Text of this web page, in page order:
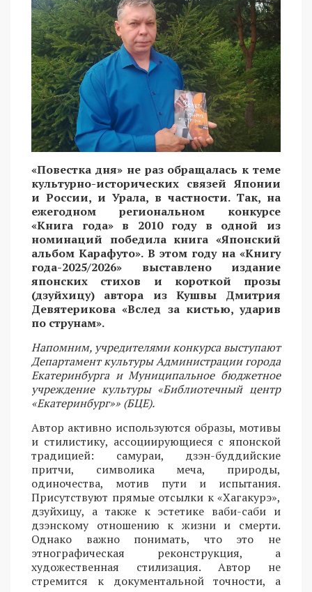
«Повестка дня» не раз обращалась к теме
культурно-исторических связей Японии
и России, и Урала, в частности. Так, на
ежегодном региональном конкурсе
«Книга года» в 2010 году в одной из
номинаций победила книга «Японский
альбом Карафуто». В этом году на «Книгу
года-2025/2026» выставлено издание
японских стихов и короткой прозы
(дзуйхицу) автора из Кушвы Дмитрия
Девятерикова «Вслед за кистью, ударив
по струнам».
Напомним, учредителями конкурса выступают
Департамент культуры Администрации города
Екатеринбурга и Муниципальное бюджетное
учреждение культуры «Библиотечный центр
«Екатеринбург»» (БЦЕ).
Автор активно используются образы, мотивы
и стилистику, ассоциирующиеся с японской
традицией: самураи, дзэн-буддийские
притчи, символика меча, природы,
одиночества, мотив пути и испытания.
Присутствуют прямые отсылки к «Хагакурэ»,
дзуйхицу, а также к эстетике ваби-саби и
дзэнскому отношению к жизни и смерти.
Однако важно понимать, что это не
этнографическая реконструкция, а
художественная стилизация. Автор не
стремится к документальной точности, а